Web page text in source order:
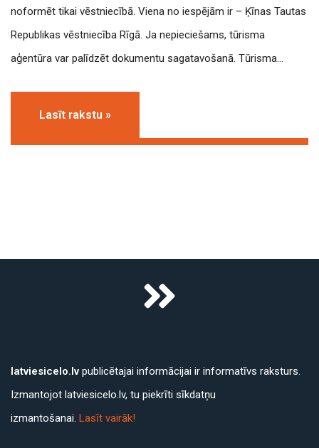
noformēt tikai vēstniecībā. Viena no iespējām ir – Ķīnas Tautas
Republikas vēstniecība Rīgā. Ja nepieciešams, tūrisma
aģentūra var palīdzēt dokumentu sagatavošanā. Tūrisma…
Lasīt rakstu »
latviesicelo.lv publicētajai informācijai ir informatīvs raksturs.
Izmantojot latviesicelo.lv, tu piekrīti sīkdatņu
izmantošanai. Lasīt vairāk!